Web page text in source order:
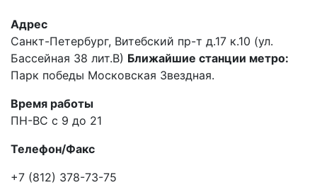
Адрес
Санкт-Петербург, Витебский пр-т д.17 к.10 (ул.
Бассейная 38 лит.В) Ближайшие станции метро:
Парк победы Московская Звездная.
Время работы
ПН-ВС с 9 до 21
Телефон/Факс
+7 (812) 378-73-75